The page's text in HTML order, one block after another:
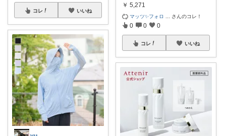
コレ いいね
￥ 5,271
マッツ✨フォロ さんのコレ！
0 0 0
コレ いいね